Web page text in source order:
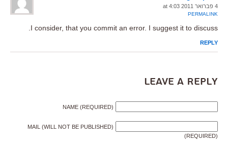
4 פברואר 2011 at 4:03
PERMALINK
I consider, that you commit an error. I suggest it to discuss.
REPLY
Leave a Reply
NAME (REQUIRED)
MAIL (WILL NOT BE PUBLISHED)
(REQUIRED)